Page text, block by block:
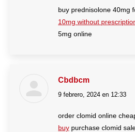
buy prednisolone 40mg
10mg without
5mg online
Cbdbcm
dice:
9 febrero, 2024 en 12:33
order clomid online
buy purchase clomid